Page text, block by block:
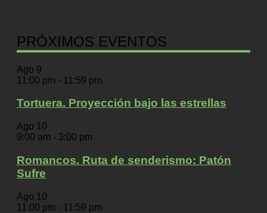
PRÓXIMOS EVENTOS
Ago 9
11:00 pm - 11:59 pm
Tortuera. Proyección bajo las estrellas
Ago 10
9:00 am - 3:00 pm
Romancos. Ruta de senderismo: Patón
Sufre
Ago 10
11:00 pm - 11:59 pm